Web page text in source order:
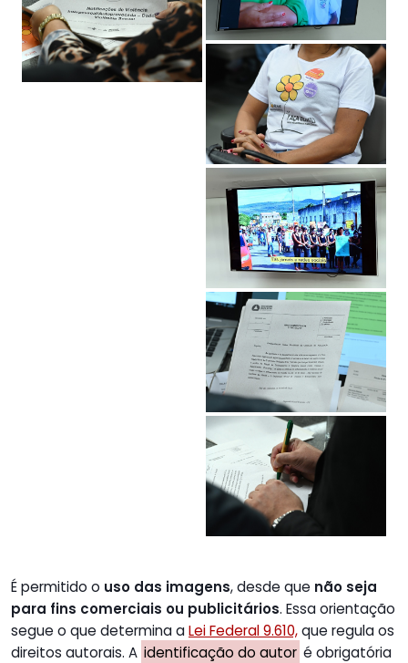
É permitido o uso das imagens, desde que não seja
para fins comerciais ou publicitários. Essa orientação
segue o que determina aLei Federal 9.610,que regula os
direitos autorais. A identificação do autor é obrigatória